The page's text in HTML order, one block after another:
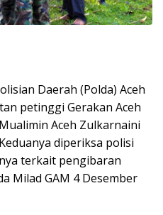
Daerah (Polda) Aceh
petinggi Gerakan Aceh
Aceh Zulkarnaini
diperiksa polisi
terkait pengibaran
Milad GAM 4 Desember